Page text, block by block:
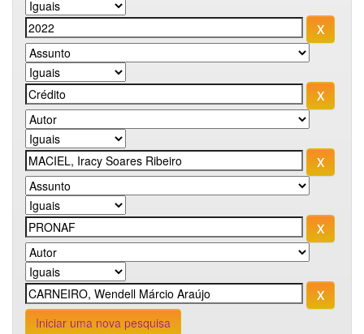
Iniciar uma nova pesquisa